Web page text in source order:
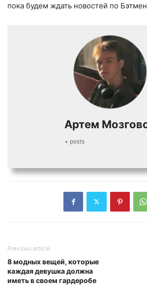
пока будем ждать новостей по
Артем
+ posts
Previous article
8 модных вещей, которые
каждая девушка должна
иметь в своем гардеробе